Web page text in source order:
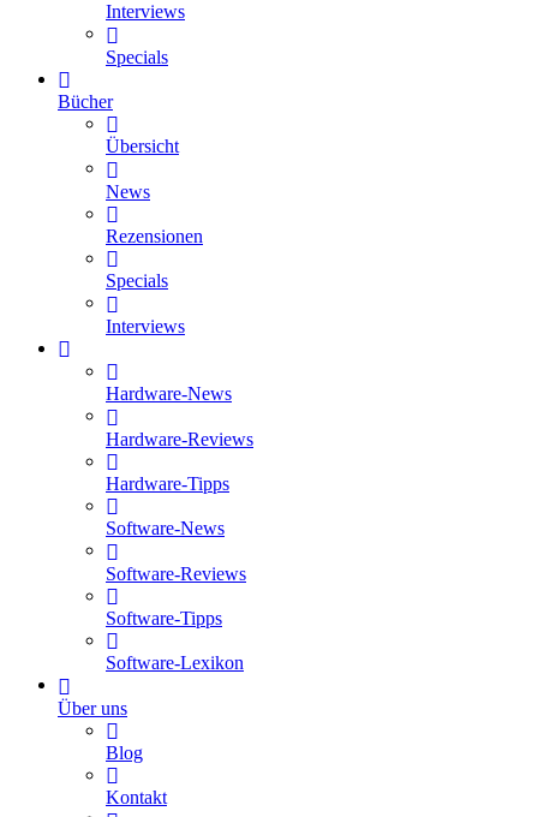
Interviews
Specials
Bücher
Übersicht
News
Rezensionen
Specials
Interviews
Hardware-News
Hardware-Reviews
Hardware-Tipps
Software-News
Software-Reviews
Software-Tipps
Software-Lexikon
Über uns
Blog
Kontakt